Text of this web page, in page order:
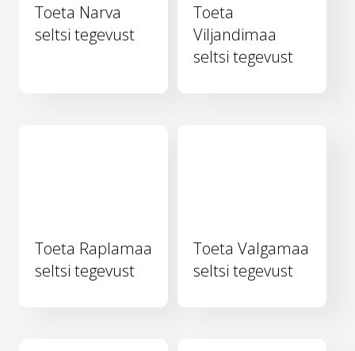
Toeta Narva
seltsi tegevust
Toeta
Viljandimaa
seltsi tegevust
Toeta Raplamaa
seltsi tegevust
Toeta Valgamaa
seltsi tegevust